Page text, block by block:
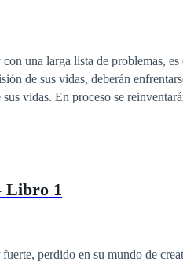
de sus vidas, deberán
mismos y se encontrarán
Libro 1
perdido en su mundo de